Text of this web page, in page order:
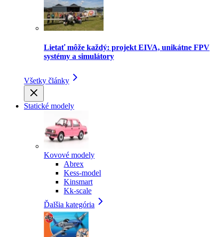
Lietať môže každý: projekt EIVA, unikátne FPV
systémy a simulátory
Všetky články
Statické modely
Kovové modely
Abrex
Kess-model
Kinsmart
Kk-scale
Ďalšia kategória